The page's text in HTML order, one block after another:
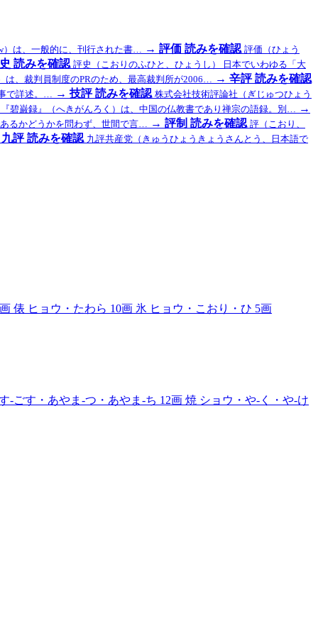
）は、一般的に、刊行された書… → 評価 読みを確認 評価（ひょう
読みを確認 評史（こおりのふひと、ひょうし） 日本でいわゆる「大
は、裁判員制度のPRのため、最高裁判所が2006… → 辛評 読みを確認
で詳述。… → 技評 読みを確認 株式会社技術評論社（ぎじゅつひょう
『碧巌録』（へきがんろく）は、中国の仏教書であり禅宗の語録。別… →
るかどうかを問わず、世間で言… → 評制 読みを確認 評（こおり、
九評 読みを確認 九評共産党（きゅうひょうきょうさんとう、日本語で
俵 ヒョウ・たわら 10画 氷 ヒョウ・こおり・ひ 5画
-ごす・あやま-つ・あやま-ち 12画 焼 ショウ・や-く・や-け